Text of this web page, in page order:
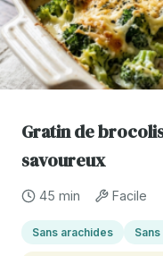
Gratin de
savoureux
45 min Facile
Sans arachides